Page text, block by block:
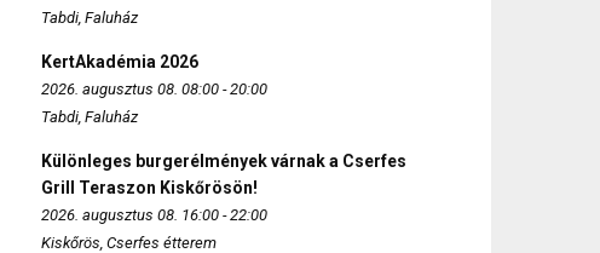
Tabdi, Faluház
KertAkadémia 2026
2026. augusztus 08. 08:00 - 20:00
Tabdi, Faluház
Különleges burgerélmények várnak a Cserfes
Grill Teraszon Kiskőrösön!
2026. augusztus 08. 16:00 - 22:00
Kiskőrös, Cserfes étterem